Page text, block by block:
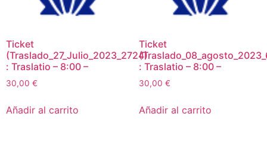
Ticket
(Traslado_27_Julio_2023_2724)
: Traslatio – 8:00 –
30,00 €
Añadir al carrito
Ticket
: Traslatio – 8:00 –
30,00 €
Añadir al carrito